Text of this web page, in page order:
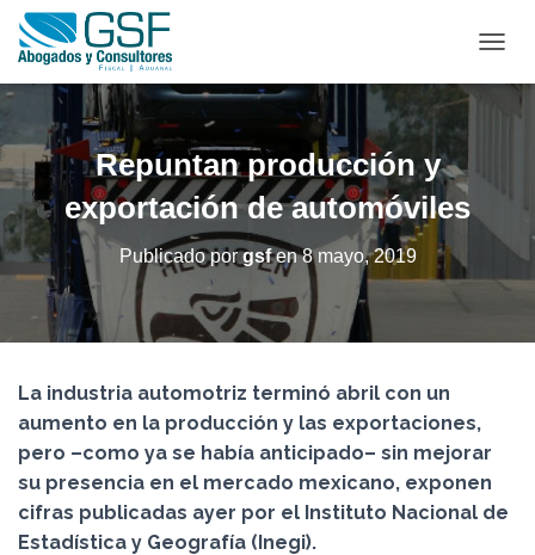
A
O
I
Repuntan producción y
exportación de automóviles
Publicado porgsfen8 mayo, 2019
La industria automotriz terminó abril con un
aumento en la producción y las exportaciones,
pero –como ya se había anticipado– sin mejorar
su presencia en el mercado mexicano, exponen
cifras publicadas ayer por el Instituto Nacional de
Estadística y Geografía (Inegi).